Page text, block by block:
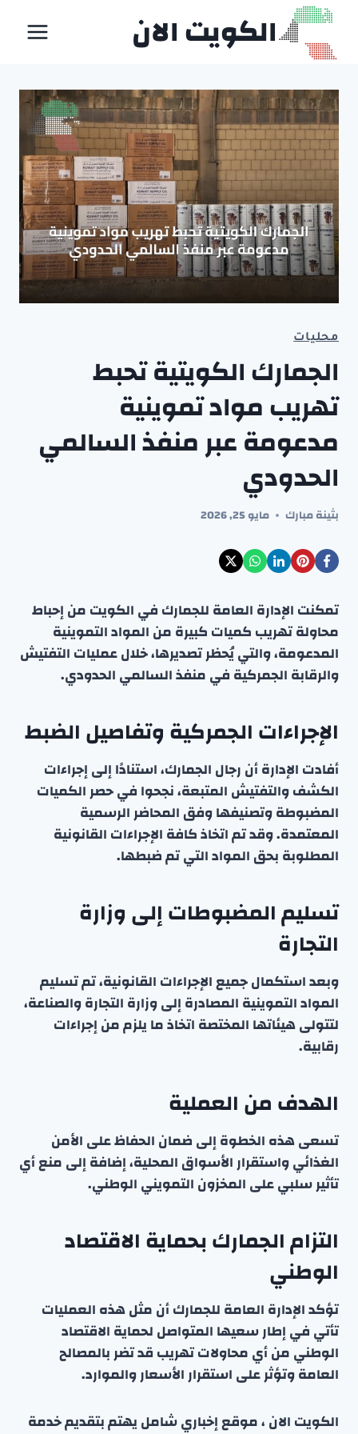
التجاوز
المحتوى
الكويت الان
محليات
الجمارك الكويتية تحبط
تهريب مواد تموينية
مدعومة عبر منفذ السالمي
الحدودي
بثينة مبارك مايو 25, 2026
تمكنت الإدارة العامة للجمارك في الكويت من إحباط
محاولة تهريب كميات كبيرة من المواد التموينية
المدعومة، والتي يُحظر تصديرها، خلال عمليات التفتيش
والرقابة الجمركية في منفذ السالمي الحدودي.
الإجراءات الجمركية وتفاصيل الضبط
أفادت الإدارة أن رجال الجمارك، استنادًا إلى إجراءات
الكشف والتفتيش المتبعة، نجحوا في حصر الكميات
المضبوطة وتصنيفها وفق المحاضر الرسمية
المعتمدة. وقد تم اتخاذ كافة الإجراءات القانونية
المطلوبة بحق المواد التي تم ضبطها.
تسليم المضبوطات إلى وزارة
التجارة
وبعد استكمال جميع الإجراءات القانونية، تم تسليم
المواد التموينية المصادرة إلى وزارة التجارة والصناعة،
لتتولى هيئاتها المختصة اتخاذ ما يلزم من إجراءات
رقابية.
الهدف من العملية
تسعى هذه الخطوة إلى ضمان الحفاظ على الأمن
الغذائي واستقرار الأسواق المحلية، إضافة إلى منع أي
تأثير سلبي على المخزون التمويني الوطني.
التزام الجمارك بحماية الاقتصاد
الوطني
تؤكد الإدارة العامة للجمارك أن مثل هذه العمليات
تأتي في إطار سعيها المتواصل لحماية الاقتصاد
الوطني من أي محاولات تهريب قد تضر بالمصالح
العامة وتؤثر على استقرار الأسعار والموارد.
الكويت الان ، موقع إخباري شامل يهتم بتقديم خدمة